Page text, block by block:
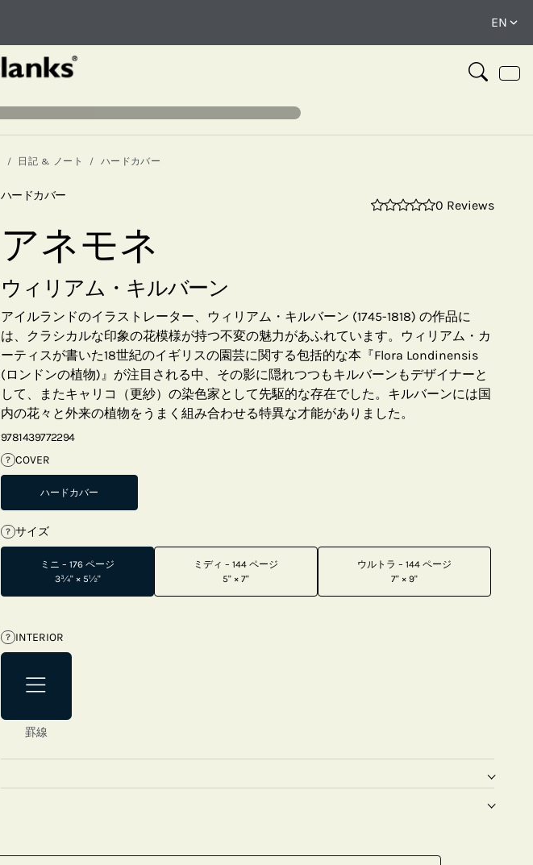
日記 & ノート ハードカバー
ハードカバー
0 Reviews
アネモネ
ウィリアム・キルバーン
アイルランドのイラストレーター、ウィリアム・キルバーン (1745-1818) の作品に
は、クラシカルな印象の花模様が持つ不変の魅力があふれています。ウィリアム・カ
ーティスが書いた18世紀のイギリスの園芸に関する包括的な本『Flora Londinensis
(ロンドンの植物)』が注目される中、その影に隠れつつもキルバーンもデザイナーと
して、またキャリコ（更紗）の染色家として先駆的な存在でした。キルバーンには国
内の花々と外来の植物をうまく組み合わせる特異な才能がありました。
9781439772294
? COVER
ハードカバー
? サイズ
ミニ – 176 ページ
3¾" × 5½"
ミディ – 144 ページ
5" × 7"
ウルトラ – 144 ページ
7" × 9"
? INTERIOR
罫線